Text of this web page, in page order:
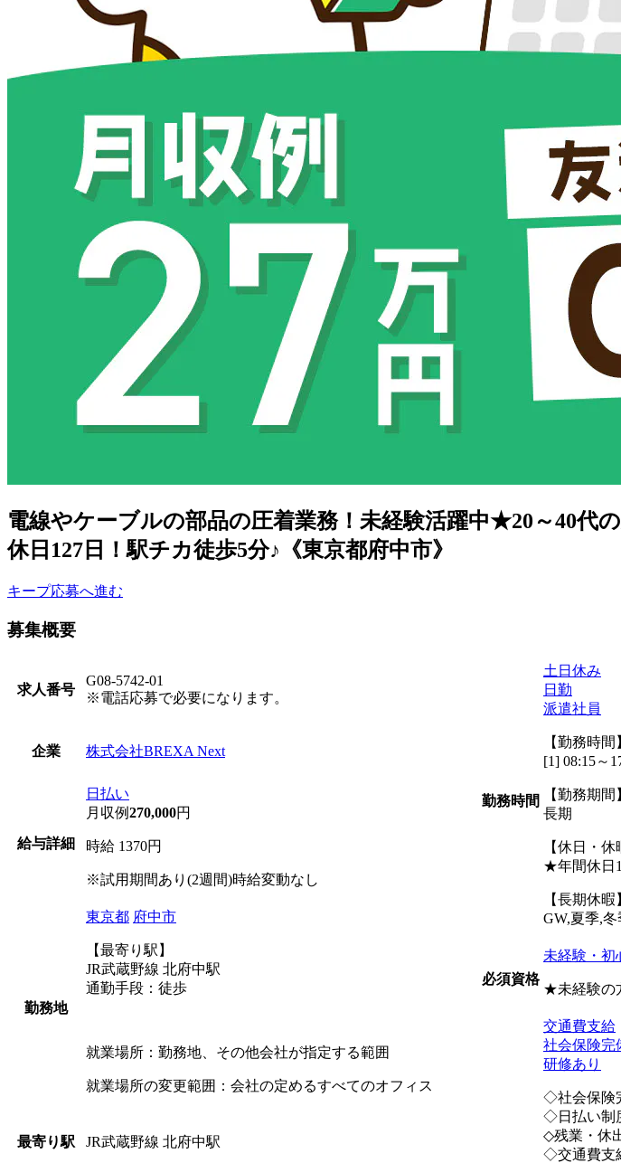
電線やケーブルの部品の圧着業務！未経験活躍中★20～40代
休日127日！駅チカ徒歩5分♪《東京都府中市》
キープ応募へ進む
募集概要
求人番号
G08-5742-01
※電話応募で必要になります。
企業 株式会社BREXA Next
給与詳細
日払い
月収例270,000円
時給 1370円
※試用期間あり(2週間)時給変動なし
勤務地
東京都 府中市
【最寄り駅】
JR武蔵野線 北府中駅
通勤手段：徒歩
就業場所：勤務地、その他会社が指定する範囲
就業場所の変更範囲：会社の定めるすべてのオフィス
最寄り駅 JR武蔵野線 北府中駅
勤務時間
土日休み
日勤
派遣社員
【勤務時
[1] 08:15～
【勤務期間
長期
【休日・
★年間休日
【長期休暇
GW,夏季,冬
必須資格
未経験・初
★未経験の
交通費支給
社会保険完
研修あり
◇社会保険
◇日払い制
◇残業・休
◇交通費支